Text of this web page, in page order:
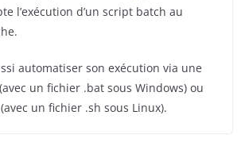
l’exécution d’un script batch au
automatiser son exécution via une
un fichier .bat sous Windows) ou
un fichier .sh sous Linux).